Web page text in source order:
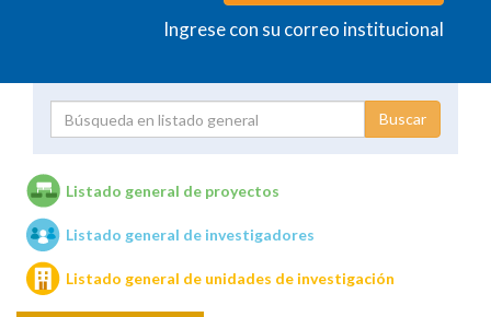
Ingrese con su correo institucional
Unidades de investigación
Listado general de proyectos
Listado general de investigadores
Listado general de unidades de investigación